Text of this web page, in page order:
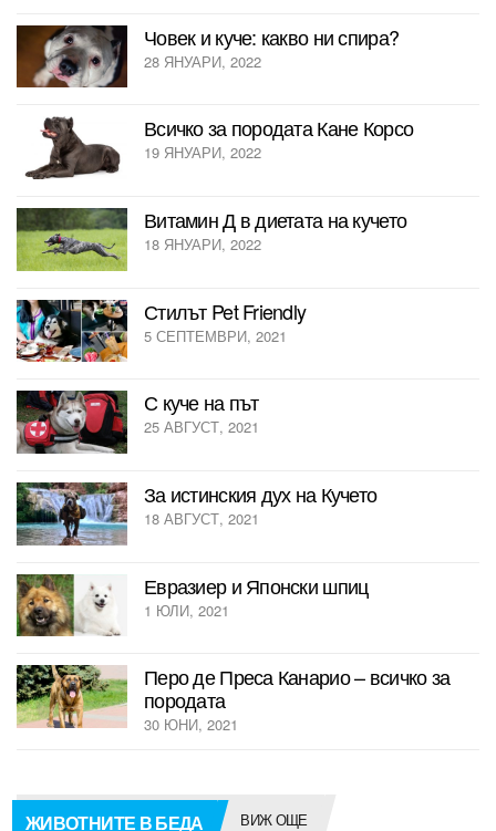
Човек и куче: какво ни спира?
28 ЯНУАРИ, 2022
Всичко за породата Кане Корсо
19 ЯНУАРИ, 2022
Витамин Д в диетата на кучето
18 ЯНУАРИ, 2022
Стилът Pet Friendly
5 СЕПТЕМВРИ, 2021
С куче на път
25 АВГУСТ, 2021
За истинския дух на Кучето
18 АВГУСТ, 2021
Евразиер и Японски шпиц
1 ЮЛИ, 2021
Перо де Преса Канарио – всичко за
породата
30 ЮНИ, 2021
ЖИВОТНИТЕ В БЕДА ВИЖ ОЩЕ